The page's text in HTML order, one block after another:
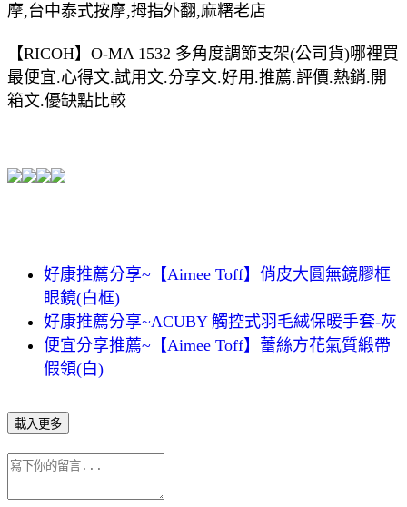
摩,台中泰式按摩,拇指外翻,麻糬老店
【RICOH】O-MA 1532 多角度調節支架(公司貨)哪裡買
最便宜.心得文.試用文.分享文.好用.推薦.評價.熱銷.開
箱文.優缺點比較
好康推薦分享~【Aimee Toff】俏皮大圓無鏡膠框
眼鏡(白框)
好康推薦分享~ACUBY 觸控式羽毛絨保暖手套-灰
便宜分享推薦~【Aimee Toff】蕾絲方花氣質緞帶
假領(白)
載入更多